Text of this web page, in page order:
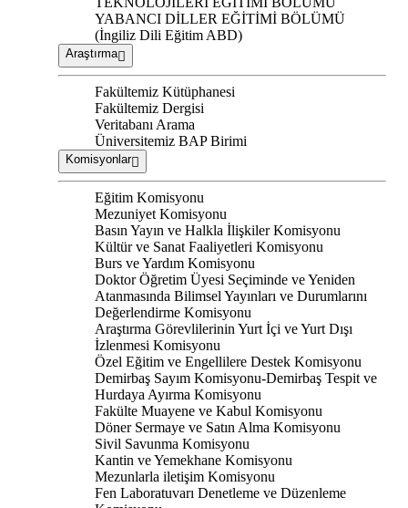
YABANCI DİLLER EĞİTİMİ BÖLÜMÜ
(İngiliz Dili Eğitim ABD)
Araştırma
Fakültemiz Kütüphanesi
Fakültemiz Dergisi
Veritabanı Arama
Üniversitemiz BAP Birimi
Komisyonlar
Eğitim Komisyonu
Mezuniyet Komisyonu
Basın Yayın ve Halkla İlişkiler Komisyonu
Kültür ve Sanat Faaliyetleri Komisyonu
Burs ve Yardım Komisyonu
Doktor Öğretim Üyesi Seçiminde ve Yeniden
Atanmasında Bilimsel Yayınları ve Durumlarını
Değerlendirme Komisyonu
Araştırma Görevlilerinin Yurt İçi ve Yurt Dışı
İzlenmesi Komisyonu
Özel Eğitim ve Engellilere Destek Komisyonu
Demirbaş Sayım Komisyonu-Demirbaş Tespit ve
Hurdaya Ayırma Komisyonu
Fakülte Muayene ve Kabul Komisyonu
Döner Sermaye ve Satın Alma Komisyonu
Sivil Savunma Komisyonu
Kantin ve Yemekhane Komisyonu
Mezunlarla iletişim Komisyonu
Fen Laboratuvarı Denetleme ve Düzenleme